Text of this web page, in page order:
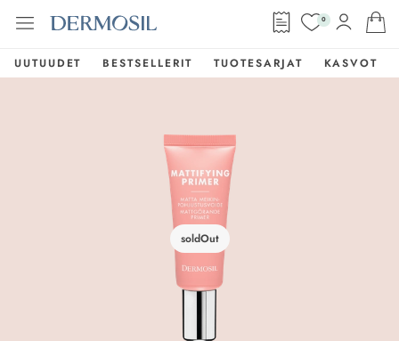
0
UUTUUDET BESTSELLERIT TUOTESARJAT KASVOT
soldOut